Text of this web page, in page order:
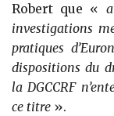
Robert que «
investigations
pratiques
dispositions du
la DGCCRF
ce titre ».